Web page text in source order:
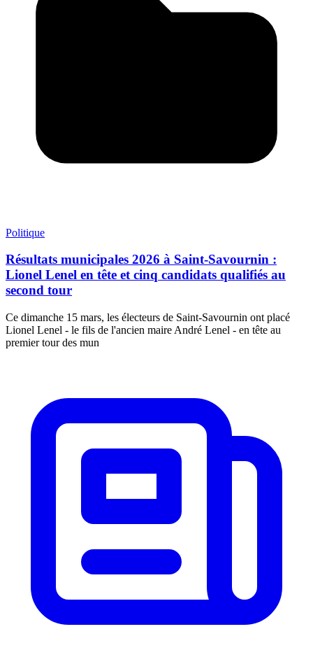
Politique
Résultats municipales 2026 à Saint-Savournin :
Lionel Lenel en tête et cinq candidats qualifiés au
second tour
Ce dimanche 15 mars, les électeurs de Saint-Savournin ont placé
Lionel Lenel - le fils de l'ancien maire André Lenel - en tête au
premier tour des mun